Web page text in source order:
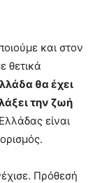
και στον
θετικά
θα έχει
την ζωή
είναι
Πρόθεσή